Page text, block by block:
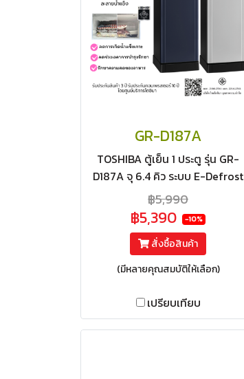
GR-D187A
TOSHIBA ตู้เย็น 1 ประตู รุ่น GR-
D187A จุ 6.4 คิว ระบบ E-Defrost
ลดน้ำแข็งเกาะ
฿5,990
฿5,390 -10%
สั่งซื้อสินค้า
(มีหลายคุณสมบัติให้เลือก)
เปรียบเทียบ